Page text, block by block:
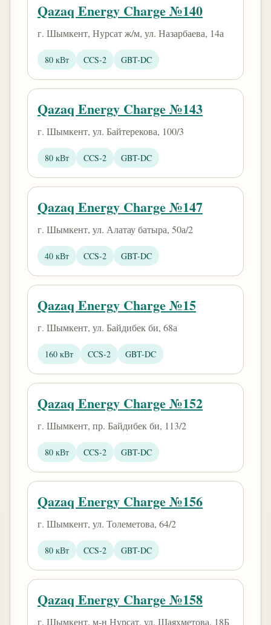
Qazaq Energy Charge №140
г. Шымкент, Нурсат ж/м, ул. Назарбаева, 14а
80 кВт CCS-2 GBT-DC
Qazaq Energy Charge №143
г. Шымкент, ул. Байтерекова, 100/3
80 кВт CCS-2 GBT-DC
Qazaq Energy Charge №147
г. Шымкент, ул. Алатау батыра, 50а/2
40 кВт CCS-2 GBT-DC
Qazaq Energy Charge №15
г. Шымкент, ул. Байдибек би, 68а
160 кВт CCS-2 GBT-DC
Qazaq Energy Charge №152
г. Шымкент, пр. Байдибек би, 113/2
80 кВт CCS-2 GBT-DC
Qazaq Energy Charge №156
г. Шымкент, ул. Толеметова, 64/2
80 кВт CCS-2 GBT-DC
Qazaq Energy Charge №158
г. Шымкент, м-н Нурсат, ул. Шаяхметова, 18Б